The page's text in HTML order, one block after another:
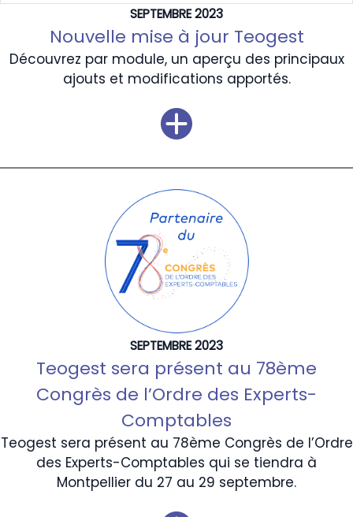
SEPTEMBRE 2023
Nouvelle mise à jour Teogest
Découvrez par module, un aperçu des principaux
ajouts et modifications apportés.
SEPTEMBRE 2023
Teogest sera présent au 78ème
Congrès de l’Ordre des Experts-
Comptables
Teogest sera présent au 78ème Congrès de l’Ordre
des Experts-Comptables qui se tiendra à
Montpellier du 27 au 29 septembre.